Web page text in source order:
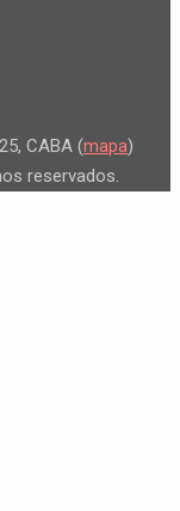
CABA (mapa)
reservados.